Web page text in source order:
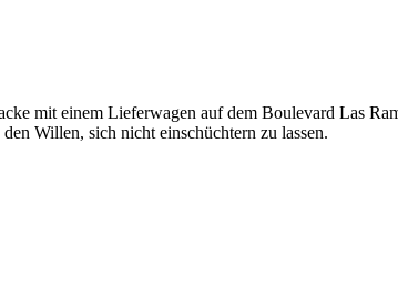
mit einem Lieferwagen auf dem Boulevard Las
Willen, sich nicht einschüchtern zu lassen.